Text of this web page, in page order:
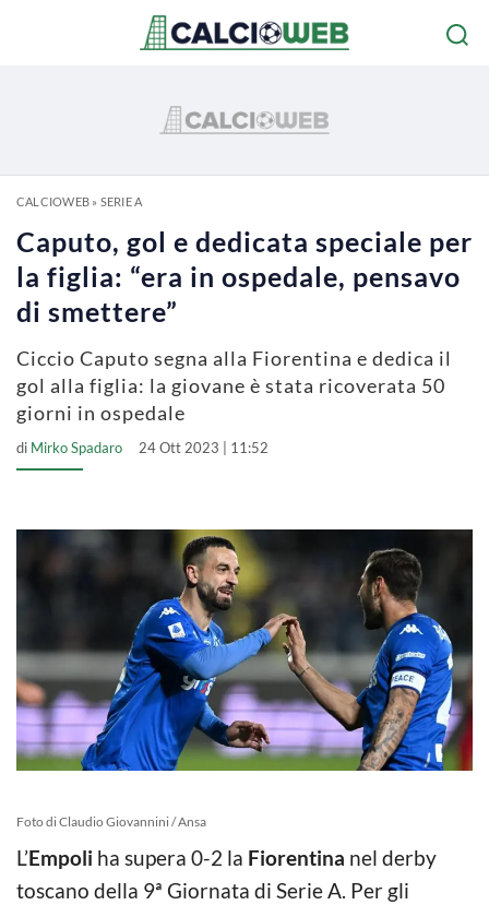
CALCIOWEB» SERIE A
Caputo, gol e dedicata speciale per
la figlia: “era in ospedale, pensavo
di smettere”
Ciccio Caputo segna alla Fiorentina e dedica il
gol alla figlia: la giovane è stata ricoverata 50
giorni in ospedale
di Mirko Spadaro 24 Ott 2023 | 11:52
Foto di Claudio Giovannini / Ansa
L’Empoli ha supera 0-2 la Fiorentina nel derby
toscano della 9ª Giornata di Serie A. Per gli